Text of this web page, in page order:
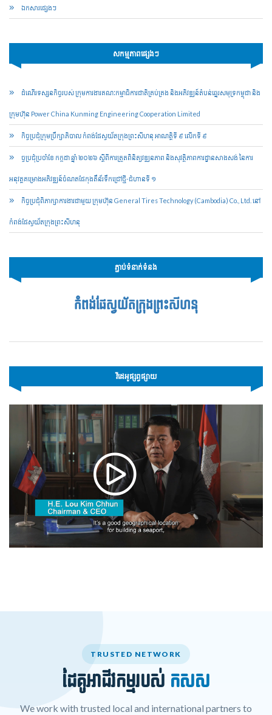
ឯកសារផ្សេងៗ
សកម្មភាពផ្សេងៗ
ដំណើរទស្សនកិច្ចរបស់ ក្រុមការងារគណៈកម្មាធិការជាតិគ្រប់គ្រង និងអភិវឌ្ឍន៍តំបន់ឆ្នេរសមុទ្រកម្ពុជា និង
ក្រុមហ៊ុន Power China Kunming Engineering Cooperation Limited
កិច្ចប្រជុំក្រុមប្រឹក្សាភិបាល កំពង់ផែស្វយ័តក្រុងព្រះសីហនុ អាណត្តិទី ៩ លើកទី ៩
ច្ចប្រជុំប្រចាំខែ កក្កដា ឆ្នាំ ២០២៦ ស្តីពីការត្រួតពិនិត្យវឌ្ឍនភាព និងសុវត្ថិភាពការដ្ឋានសាងសង់ នៃការ
អនុវត្តគម្រោងអភិវឌ្ឍន៍ចំណតផែកុងតឺន័រទឹកជ្រៅថ្មី-ជំហានទី ១
កិច្ចប្រជុំពិភាក្សាការងារជាមួយ ក្រុមហ៊ុន General Tires Technology (Cambodia) Co., Ltd. នៅ
កំពង់ផែស្វយ័តក្រុងព្រះសីហនុ
ភ្ជាប់ទំនាក់ទំនង
កំពង់ផែស្វយ័តក្រុងព្រះសីហនុ
វីដេអូផ្សព្វផ្សាយ
TRUSTED NETWORK
ដៃគូអាជីវកម្មរបស់ កសស
We work with trusted local and international partners to